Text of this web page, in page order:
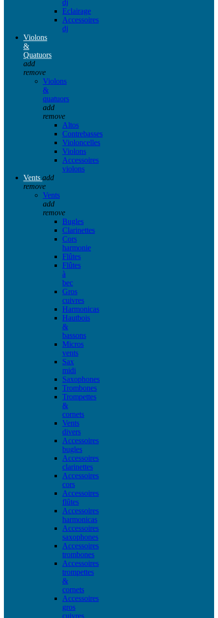
dj
Eclairage
Accessoires
dj
Violons
&
Quatuors
add
remove
Violons
&
quatuors
add
remove
Altos
Contrebasses
Violoncelles
Violons
Accessoires
violons
Vents add
remove
Vents
add
remove
Bugles
Clarinettes
Cors
harmonie
Flûtes
Flûtes
à
bec
Gros
cuivres
Harmonicas
Hautbois
&
bassons
Micros
vents
Sax
midi
Saxophones
Trombones
Trompettes
&
cornets
Vents
divers
Accessoires
bugles
Accessoires
clarinettes
Accessoires
cors
Accessoires
flûtes
Accessoires
harmonicas
Accessoires
saxophones
Accessoires
trombones
Accessoires
trompettes
&
cornets
Accessoires
gros
cuivres